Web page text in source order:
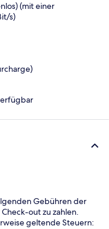
(mit einer
s)
Gebühren der
out zu zahlen.
geltende Steuern: